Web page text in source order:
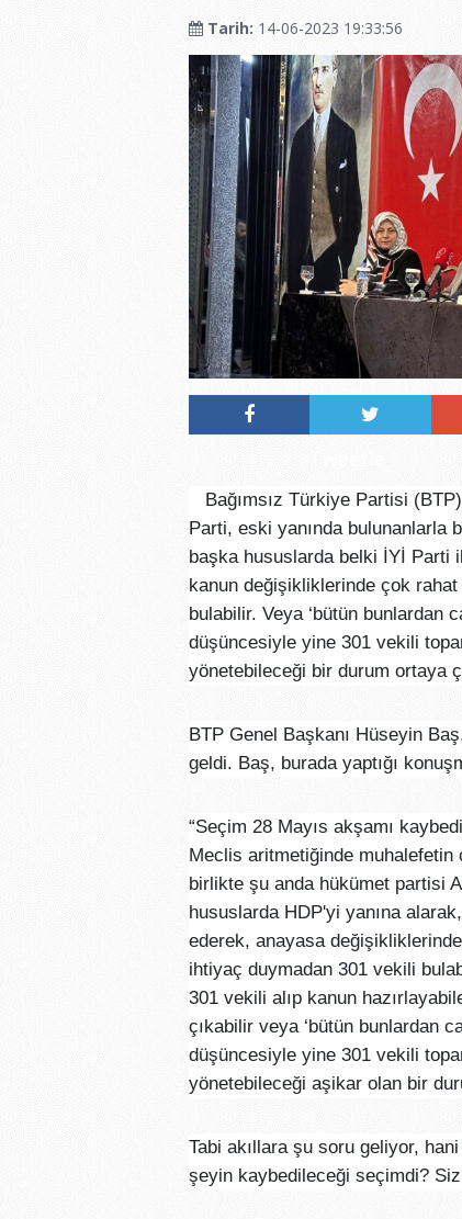
Tarih: 14-06-2023 19:33:56
Bağımsız Türkiye Partisi
Parti, eski yanında bulunanlarla
başka hususlarda belki İYİ Parti
kanun değişikliklerinde çok
bulabilir. Veya ‘bütün bunlardan
düşüncesiyle yine 301 vekili
yönetebileceği bir durum ortaya
BTP Genel Başkanı Hüseyin
geldi. Baş, burada yaptığı
“Seçim 28 Mayıs akşamı
Meclis aritmetiğinde muhalefetin
birlikte şu anda hükümet partisi
hususlarda HDP'yi yanına
ederek, anayasa
ihtiyaç duymadan 301 vekili
301 vekili alıp kanun
çıkabilir veya ‘bütün bunlardan
düşüncesiyle yine 301 vekili
yönetebileceği aşikar olan bir
Tabi akıllara şu soru geliyor,
şeyin kaybedileceği seçimdi?